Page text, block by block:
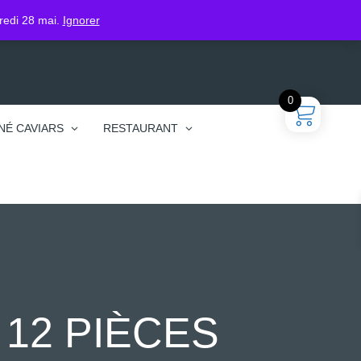
28 mai. Ignorer
CAVIARS RESTAURANT
PIÈCES
0